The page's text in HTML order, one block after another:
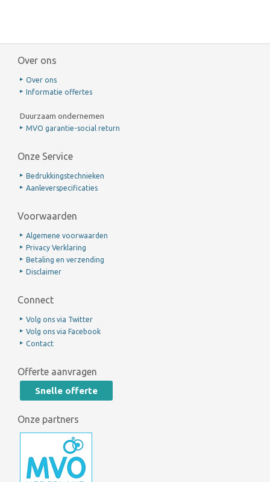
Over ons
Over ons
Informatie offertes
Duurzaam ondernemen
MVO garantie-social return
Onze Service
Bedrukkingstechnieken
Aanleverspecificaties
Voorwaarden
Algemene voorwaarden
Privacy Verklaring
Betaling en verzending
Disclaimer
Connect
Volg ons via Twitter
Volg ons via Facebook
Contact
Offerte aanvragen
Snelle offerte
Onze partners